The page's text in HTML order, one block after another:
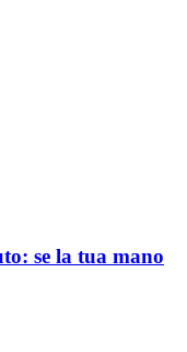
se la tua mano